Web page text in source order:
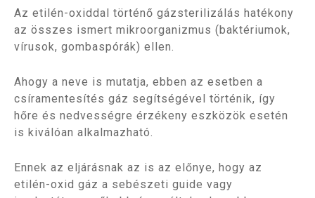
Az etilén-oxiddal történő gázsterilizálás hatékony
az összes ismert mikroorganizmus (baktériumok,
vírusok, gombaspórák) ellen.
Ahogy a neve is mutatja, ebben az esetben a
csíramentesítés gáz segítségével történik, így
hőre és nedvességre érzékeny eszközök esetén
is kiválóan alkalmazható.
Ennek az eljárásnak az is az előnye, hogy az
etilén-oxid gáz a sebészeti guide vagy